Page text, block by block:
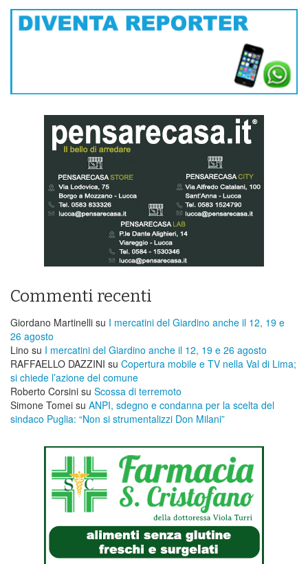
Commenti recenti
Giordano Martinelli su I mercatini del Giardino anche il 12, 19 e
26 agosto
Lino su I mercatini del Giardino anche il 12, 19 e 26 agosto
RAFFAELLO DAZZINI su ​Copertura mobile e TV nella Val di Lima;
si chiede l’azione del comune
Roberto Corsini su Scossa di terremoto
Simone Tomei su ANPI, sdegno e condanna per la scelta del
sindaco Puglia: “Non si strumentalizzi Don Milani”